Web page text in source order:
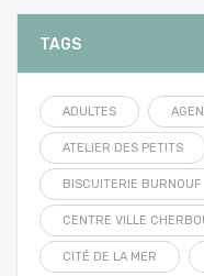
TAGS
ADULTES
ATELIER DES PETITS
BISCUITERIE BURNOUF
CENTRE VILLE
CITÉ DE LA MER